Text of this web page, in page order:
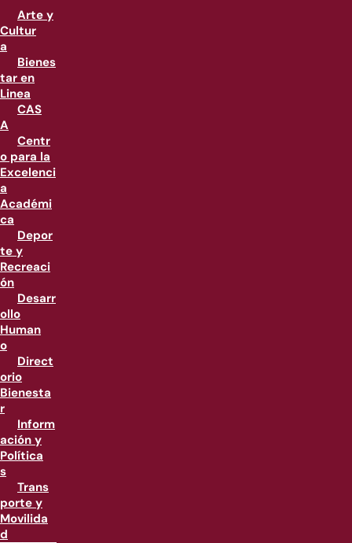
Arte y
Cultur
a
Bienes
tar en
Linea
CAS
A
Centr
o para la
Excelenci
a
Académi
ca
Depor
te y
Recreaci
ón
Desarr
ollo
Human
o
Direct
orio
Bienesta
r
Inform
ación y
Política
s
Trans
porte y
Movilida
d